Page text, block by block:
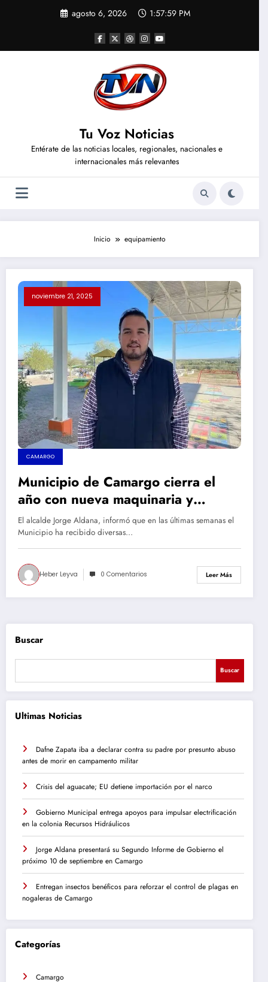
agosto 6, 2026 1:58:00 PM
Tu Voz Noticias
Entérate de las noticias locales, regionales, nacionales e
internacionales más relevantes
Inicio equipamiento
noviembre 21, 2025
CAMARGO
Municipio de Camargo cierra el
año con nueva maquinaria y
equipo; inversión supera los 3
millones de pesos
El alcalde Jorge Aldana, informó que en las últimas semanas el
Municipio ha recibido diversas…
Heber Leyva 0 Comentarios Leer Más
Buscar
Buscar
Ultimas Noticias
Dafne Zapata iba a declarar contra su padre por presunto abuso
antes de morir en campamento militar
Crisis del aguacate; EU detiene importación por el narco
Gobierno Municipal entrega apoyos para impulsar electrificación
en la colonia Recursos Hidráulicos
Jorge Aldana presentará su Segundo Informe de Gobierno el
próximo 10 de septiembre en Camargo
Entregan insectos benéficos para reforzar el control de plagas en
nogaleras de Camargo
Categorías
Camargo